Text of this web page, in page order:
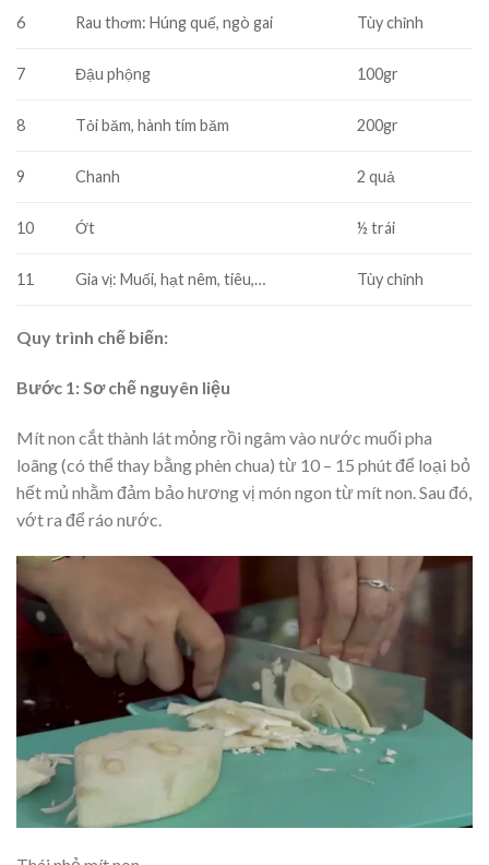
6 Rau thơm: Húng quế, ngò gai Tùy chỉnh
7 Đậu phộng 100gr
8 Tỏi băm, hành tím băm 200gr
9 Chanh 2 quả
10 Ớt ½ trái
11 Gia vị: Muối, hạt nêm, tiêu,… Tùy chỉnh
Quy trình chế biến:
Bước 1: Sơ chế nguyên liệu
Mít non cắt thành lát mỏng rồi ngâm vào nước muối pha
loãng (có thể thay bằng phèn chua) từ 10 – 15 phút để loại bỏ
hết mủ nhằm đảm bảo hương vị món ngon từ mít non. Sau đó,
vớt ra để ráo nước.